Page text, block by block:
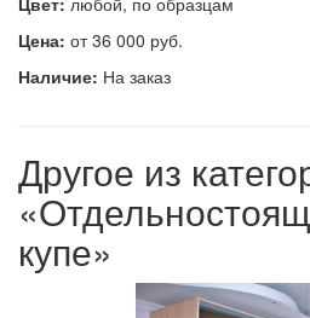
Цена: от 36 000 руб.
Наличие: На заказ
Другое из
купе»